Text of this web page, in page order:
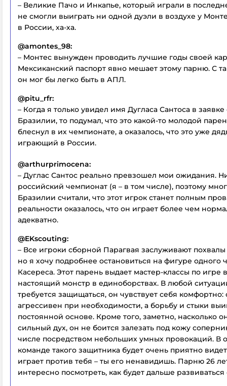
– Великие Пачо и Инкапье, который играли в
не смогли выиграть ни одной дуэли в воздухе у
в России, ха-ха.
@amontes_98:
– Монтес вынужден проводить лучшие годы своей
Мексиканский паспорт явно мешает этому парню. С
он мог бы легко быть в АПЛ.
@pitu_rfr:
– Когда я только увидел имя Дугласа Сантоса в
Бразилии, то подумал, что это какой-то молодой
блеснул в их чемпионате, а оказалось, что это уже
играющий в России.
@arthurprimocena:
– Дуглас Сантос реально превзошел мои ожидания.
российский чемпионат (я – в том числе), поэтому
Бразилии считали, что этот игрок станет полным
реальности оказалось, что он играет более чем
адекватно.
@EKscouting:
– Все игроки сборной Парагвая заслуживают похвалы
но я хочу подробнее остановиться на фигуре одного
Касереса. Этот парень выдает мастер-классы по игре
настоящий монстр в единоборствах. В любой
требуется защищаться, он чувствует себя комфортно:
агрессивен при необходимости, а борьбу и стыки
постоянной основе. Кроме того, заметно, насколько
сильный дух, он не боится залезать под кожу
числе посредством небольших умных провокаций. В
команде такого защитника будет очень приятно
играет против тебя – ты его ненавидишь. Парню 26
интересно посмотреть, как будет дальше развиваться